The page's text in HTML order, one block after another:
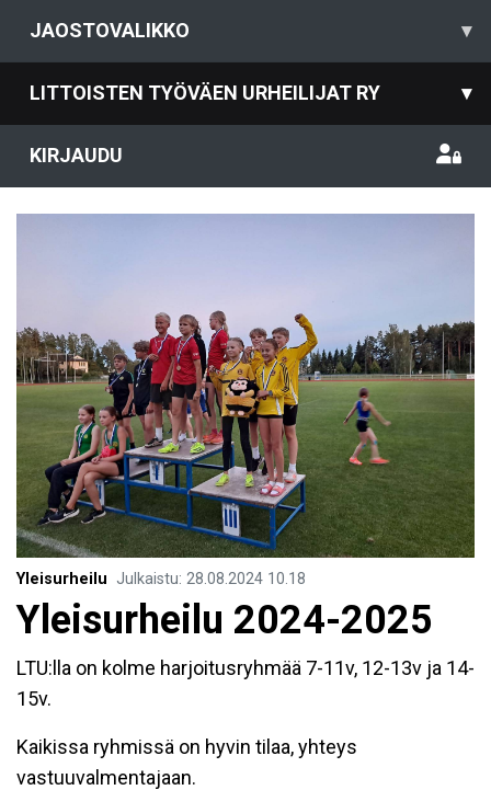
JAOSTOVALIKKO ▾
LITTOISTEN TYÖVÄEN URHEILIJAT RY ▾
KIRJAUDU
Yleisurheilu Julkaistu: 28.08.2024 10.18
Yleisurheilu 2024-2025
LTU:lla on kolme harjoitusryhmää 7-11v, 12-13v ja 14-
15v.
Kaikissa ryhmissä on hyvin tilaa, yhteys
vastuuvalmentajaan.